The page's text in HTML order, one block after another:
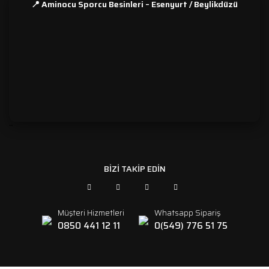
📍 Aminocu Sporcu Besinleri – Esenyurt / Beylikdüzü
BİZİ TAKİP EDİN
Müşteri Hizmetleri
0850 441 12 11
Whatsapp Sipariş
0(549) 776 51 75